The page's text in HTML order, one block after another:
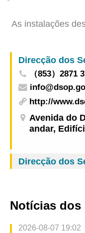
electrónicas e
financeiras
As instalações
Direcção dos
（853）2871
http://
Avenida do
andar,
Notícias
2026-08-07 19:02